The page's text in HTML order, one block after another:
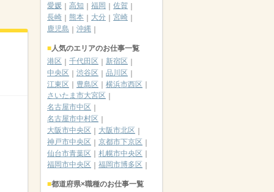
愛媛
高知 福岡
佐賀
長崎
熊本 大分
宮崎
鹿児島
沖縄
人気のエリアのお仕事一覧
港区
千代田区
新宿区
中央区
渋谷区
品川区
江東区
豊島区
横浜市西区
さいたま市大宮区
名古屋市中区
名古屋市中村区
大阪市中央区
大阪市北区
神戸市中央区
京都市下京区
仙台市青葉区
札幌市中央区
福岡市中央区
福岡市博多区
都道府県×職種のお仕事一覧